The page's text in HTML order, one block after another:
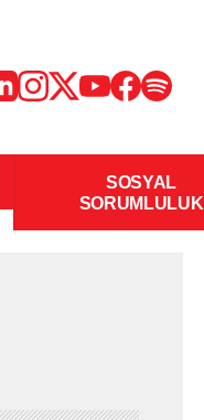
SOSYAL
SORUMLULUK